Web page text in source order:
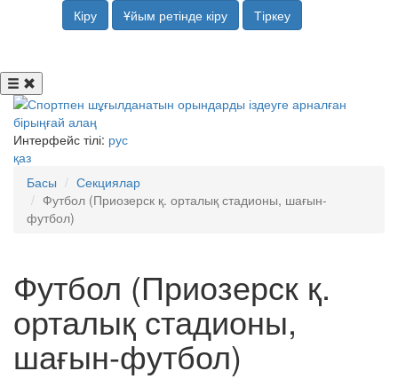
Кіру Ұйым ретінде кіру Тіркеу
Интерфейс тілі: рус
қаз
Басы
Секциялар
Футбол (Приозерск қ. орталық стадионы, шағын-
футбол)
Футбол (Приозерск қ.
орталық стадионы,
шағын-футбол)